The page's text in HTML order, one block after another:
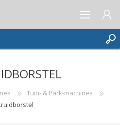
Tuin- & Park-machines